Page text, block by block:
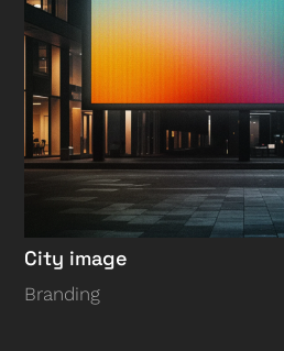
City image
Branding